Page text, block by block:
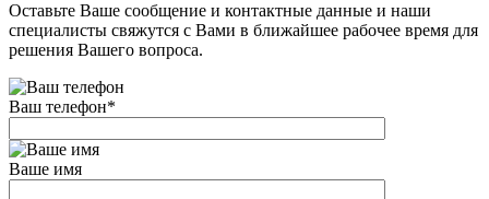
Оставьте Ваше сообщение и контактные данные и наши
специалисты свяжутся с Вами в ближайшее рабочее время для
решения Вашего вопроса.
Ваш телефон*
Ваше имя